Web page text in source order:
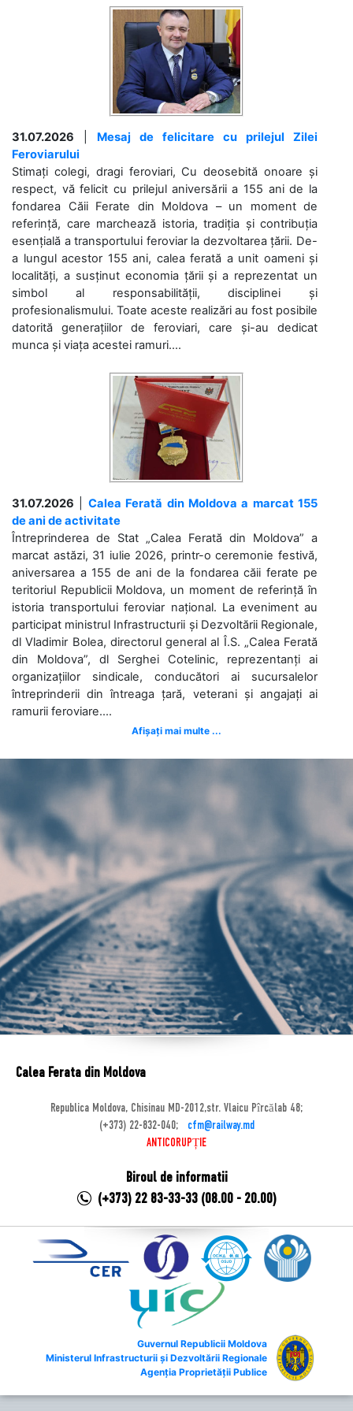
31.07.2026
Mesaj de felicitare cu prilejul Zilei
Feroviarului
Stimați colegi, dragi feroviari, Cu deosebită onoare și
respect, vă felicit cu prilejul aniversării a 155 ani de la
fondarea Căii Ferate din Moldova – un moment de
referință, care marchează istoria, tradiția și contribuția
esențială a transportului feroviar la dezvoltarea țării. De-
a lungul acestor 155 ani, calea ferată a unit oameni și
localități, a susținut economia țării și a reprezentat un
simbol al responsabilității, disciplinei și
profesionalismului. Toate aceste realizări au fost posibile
datorită generațiilor de feroviari, care și-au dedicat
munca și viața acestei ramuri....
31.07.2026
Calea Ferată din Moldova a marcat 155
de ani de activitate
Întreprinderea de Stat „Calea Ferată din Moldova” a
marcat astăzi, 31 iulie 2026, printr-o ceremonie festivă,
aniversarea a 155 de ani de la fondarea căii ferate pe
teritoriul Republicii Moldova, un moment de referință în
istoria transportului feroviar național. La eveniment au
participat ministrul Infrastructurii și Dezvoltării Regionale,
dl Vladimir Bolea, directorul general al Î.S. „Calea Ferată
din Moldova”, dl Serghei Cotelinic, reprezentanți ai
organizațiilor sindicale, conducători ai sucursalelor
întreprinderii din întreaga țară, veterani și angajați ai
ramurii feroviare....
Afișați mai multe ...
Calea Ferata din Moldova
Republica Moldova, Chisinau MD-2012,str. Vlaicu Pîrcălab 48;
(+373) 22-832-040;
cfm@railway.md
ANTICORUPȚIE
Biroul de informatii
(+373) 22 83-33-33 (08.00 - 20.00)
Guvernul Republicii Moldova
Ministerul Infrastructurii și Dezvoltării Regionale
Agenția Proprietății Publice